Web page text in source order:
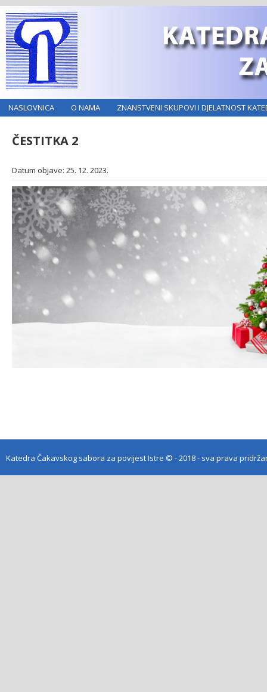
NASLOVNICA O NAMA ZNANSTVENI SKUPOVI I DJELATNOST
ČESTITKA 2
Datum objave: 25. 12. 2023.
Katedra Čakavskog sabora za povijest Istre © - 2018 - sva prava